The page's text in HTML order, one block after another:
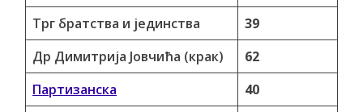
Трг братства и јединства
39
Др Димитрија Јовчића (крак)
62
Партизанска
40